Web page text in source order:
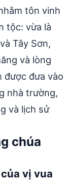
tôn vinh
tộc: vừa là
Tây Sơn,
và lòng
được đưa vào
nhà trường,
và lịch sử
chúa
vị vua